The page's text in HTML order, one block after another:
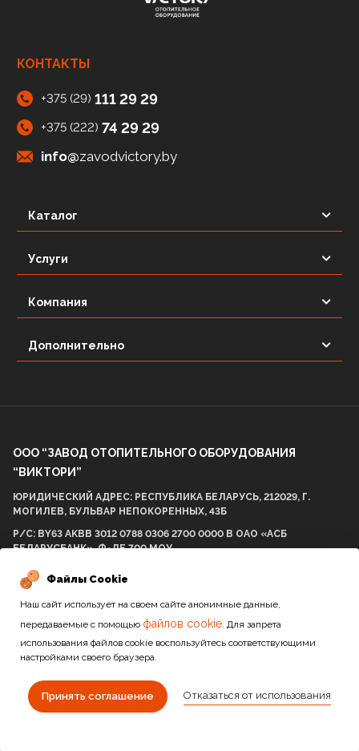
Каталог
Услуги
Компания
Дополнительно
КОНТАКТЫ
+375 (29) 111 29 29
+375 (222) 74 29 29
info@zavodvictory.by
ООО “ЗАВОД ОТОПИТЕЛЬНОГО ОБОРУДОВАНИЯ
“ВИКТОРИ”
ЮРИДИЧЕСКИЙ АДРЕС: РЕСПУБЛИКА БЕЛАРУСЬ, 212029, Г.
МОГИЛЕВ, БУЛЬВАР НЕПОКОРЕННЫХ, 43Б
Р/С: BY63 AKBB 3012 0788 0306 2700 0000 В ОАО «АСБ
БЕЛАРУСБАНК», Ф-ЛЕ 700 МОУ
БИК AKBBBY21700 УНП: 812001575 ОКПО 298057537000
2010-2026 / Все права защищены
Файлы Cookie
Наш сайт использует на своем сайте анонимные данные,
передаваемые с помощью файлов cookie. Для запрета
использования файлов cookie воспользуйтесь соответствующими
настройками своего браузера.
Отказаться от использования
Принять соглашение